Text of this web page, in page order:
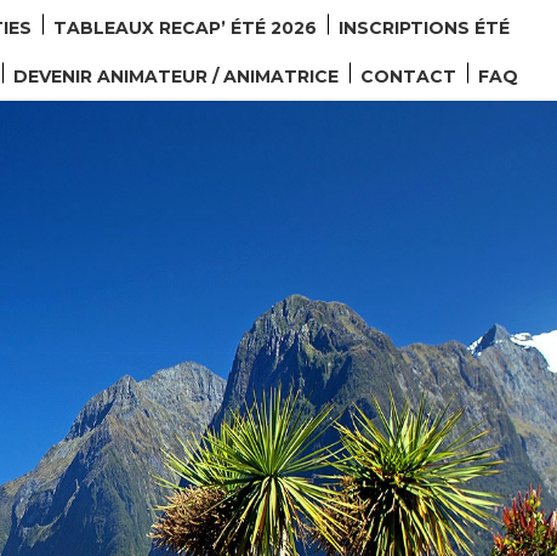
TABLEAUX RECAP’ ÉTÉ 2026 INSCRIPTIONS ÉTÉ
DEVENIR ANIMATEUR / ANIMATRICE CONTACT FAQ